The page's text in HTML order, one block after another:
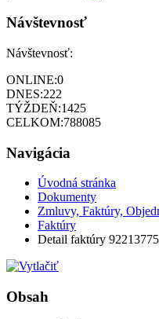
Návštevnosť
Návštevnosť:
ONLINE:0
DNES:222
TÝŽDEŇ:1425
CELKOM:788085
Navigácia
Úvodná stránka
Dokumenty
Zmluvy, Faktúry,
Faktúry
Detail faktúry
Obsah